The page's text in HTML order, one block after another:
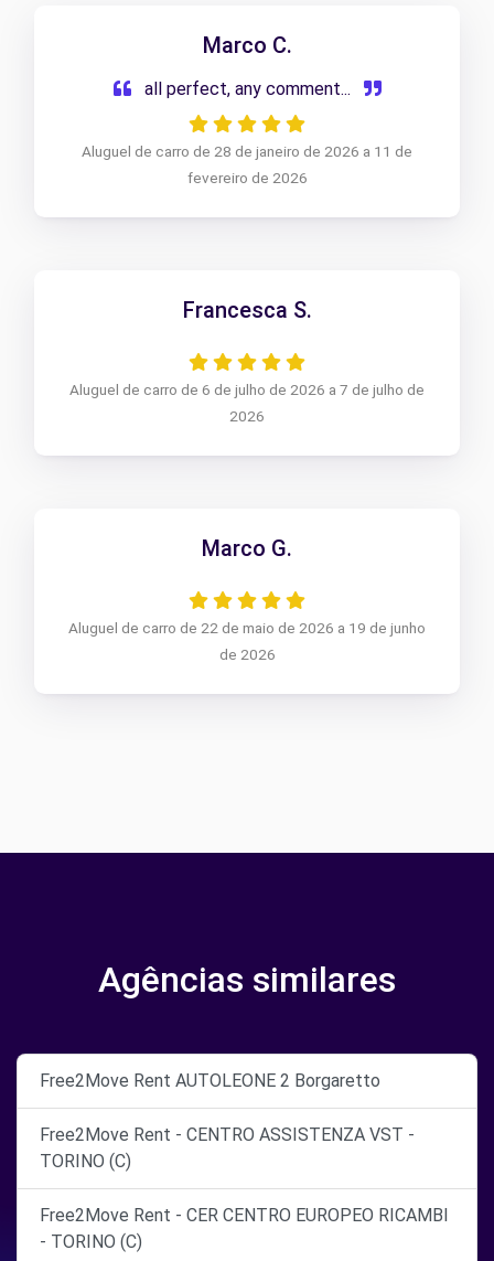
Marco C.
all perfect, any comment...
Aluguel de carro de 28 de janeiro de 2026 a 11 de
fevereiro de 2026
Francesca S.
Aluguel de carro de 6 de julho de 2026 a 7 de julho de
2026
Marco G.
Aluguel de carro de 22 de maio de 2026 a 19 de junho
de 2026
Agências similares
Free2Move Rent AUTOLEONE 2 Borgaretto
Free2Move Rent - CENTRO ASSISTENZA VST -
TORINO (C)
Free2Move Rent - CER CENTRO EUROPEO RICAMBI
- TORINO (C)